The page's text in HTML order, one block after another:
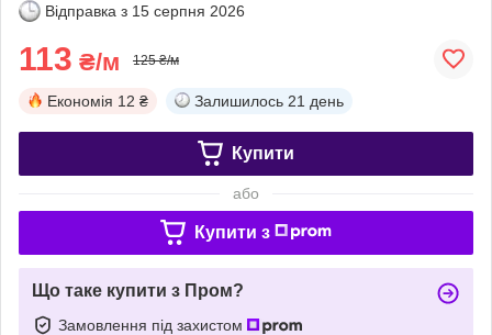
Відправка з 15 серпня 2026
113 ₴/м 125 ₴/м
Економія 12 ₴ Залишилось 21 день
Купити
або
Купити з
Що таке купити з Пром?
Замовлення під захистом